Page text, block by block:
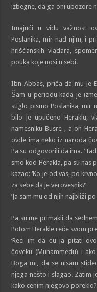
izbegne, da ga oni upozore
Imajući u vidu važnost
Poslanika, mir nad njim, i
hrišćanskih vladara,
pouka koje nosi u sebi.
Ibn Abbas, priča da mu je
Šam u periodu kada je
stiglo pismo Poslanika, mir
bilo je upućeno Heraklu,
namesniku Busre , a on
ovde ima neko iz naroda
Pa su odgovorili da ima.
smo kod Herakla, pa su nas
kazao: ‘Ko je od vas, po
za sebe da je verovesnik?’
‘Ja sam mu od njih najbliži
Pa su me primakli da
Potom Herakle reče svom
‘Reci im da ću ja pitati
čoveku (Muhammedu) i
Boga mi, da se nisam
njega nešto i slagao. Zatim
kako cenim njegovo poreklo?